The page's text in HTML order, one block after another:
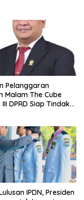
Pelanggaran
Malam The Cube
DPRD Siap Tindak
IPDN, Presiden